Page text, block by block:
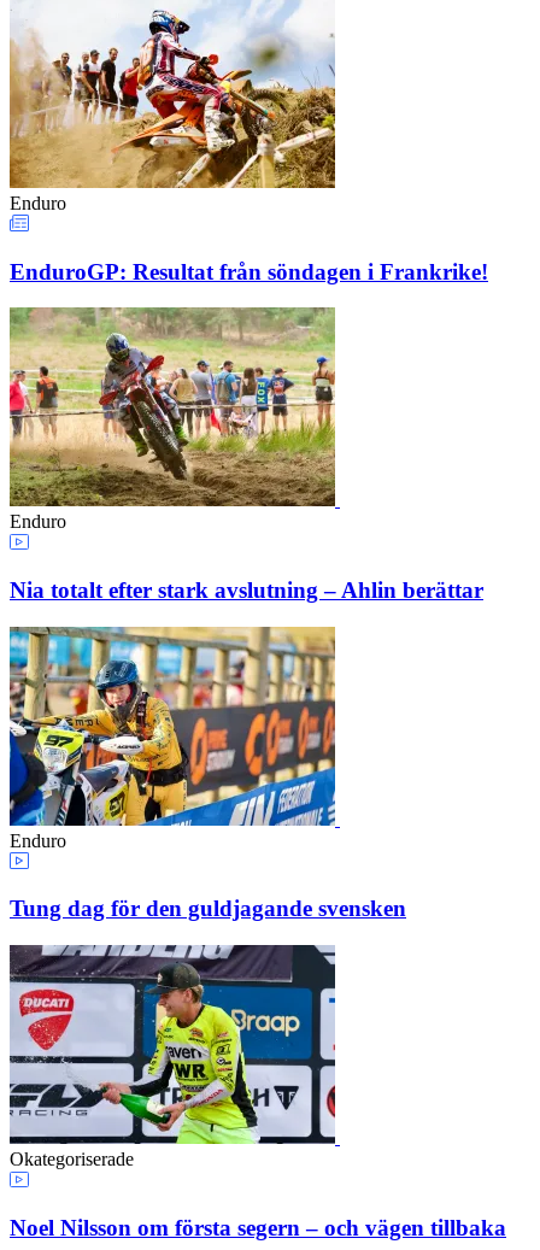
Enduro
EnduroGP: Resultat från söndagen i Frankrike!
Enduro
Nia totalt efter stark avslutning – Ahlin berättar
Enduro
Tung dag för den guldjagande svensken
Okategoriserade
Noel Nilsson om första segern – och vägen tillbaka